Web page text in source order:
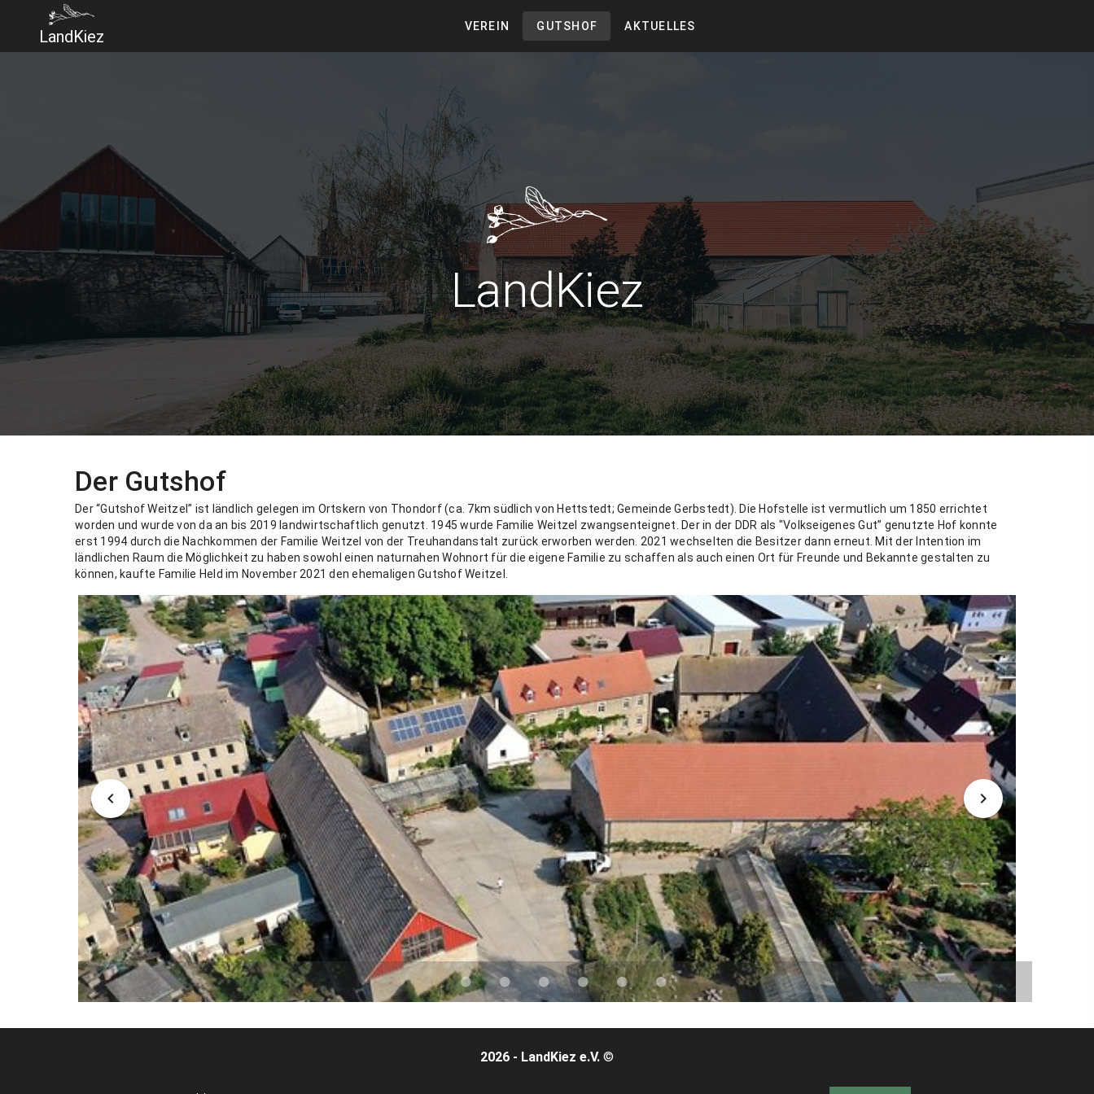
LandKiez
VEREIN GUTSHOF AKTUELLES
LandKiez
Der Gutshof
Der “Gutshof Weitzel” ist ländlich gelegen im Ortskern von Thondorf (ca. 7km südlich von Hettstedt; Gemeinde Gerbstedt). Die Hofstelle ist vermutlich um 1850 errichtet
worden und wurde von da an bis 2019 landwirtschaftlich genutzt. 1945 wurde Familie Weitzel zwangsenteignet. Der in der DDR als "Volkseigenes Gut” genutzte Hof konnte
erst 1994 durch die Nachkommen der Familie Weitzel von der Treuhandanstalt zurück erworben werden. 2021 wechselten die Besitzer dann erneut. Mit der Intention im
ländlichen Raum die Möglichkeit zu haben sowohl einen naturnahen Wohnort für die eigene Familie zu schaffen als auch einen Ort für Freunde und Bekannte gestalten zu
können, kaufte Familie Held im November 2021 den ehemaligen Gutshof Weitzel.
2026 - LandKiez e.V. ©